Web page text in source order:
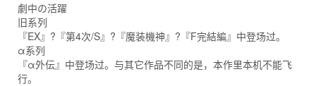
劇中の活躍
旧系列
『EX』?『第4次/S』?『魔装機神』?『F完結編』中登场过。
α系列
『α外伝』中登场过。与其它作品不同的是，本作里本机不能飞
行。